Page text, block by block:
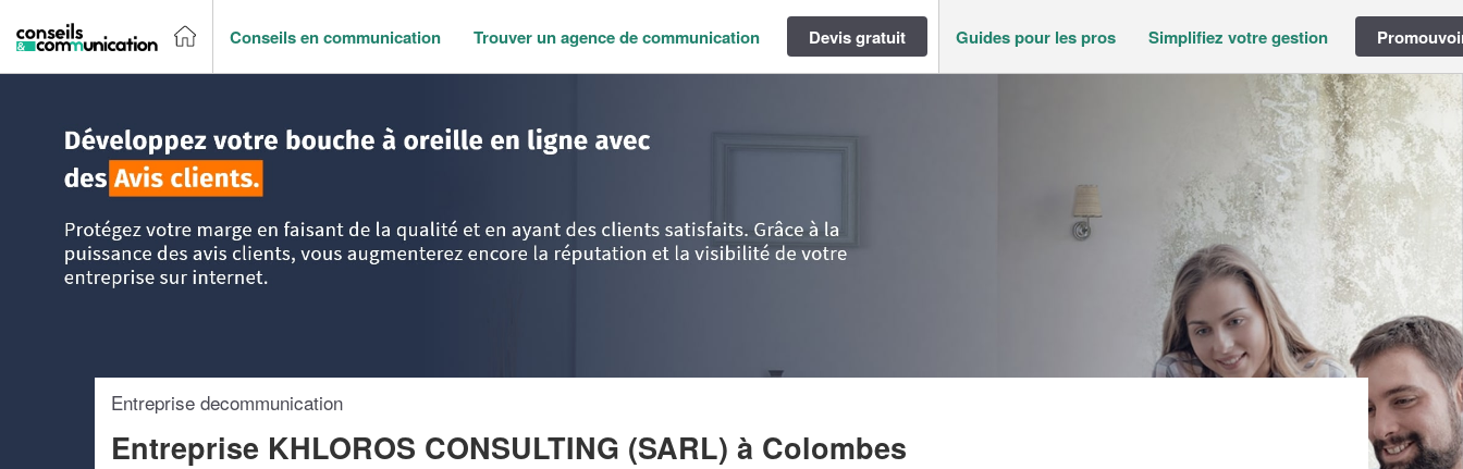
Conseils en communication Trouver un agence de communication Devis gratuit Guides pour les pros Simplifiez votre gestion
Entreprise decommunication
Entreprise KHLOROS CONSULTING (SARL) à Colombes